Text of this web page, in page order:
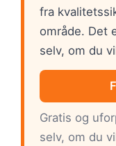
fra
område. Det
selv, om du
Gratis og
selv, om du